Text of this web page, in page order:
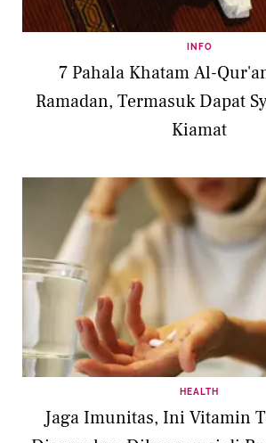
INFO
7 Pahala Khatam Al-
Ramadan, Termasuk Dapat
Kiamat
HEALTH
Jaga Imunitas, Ini Vitamin